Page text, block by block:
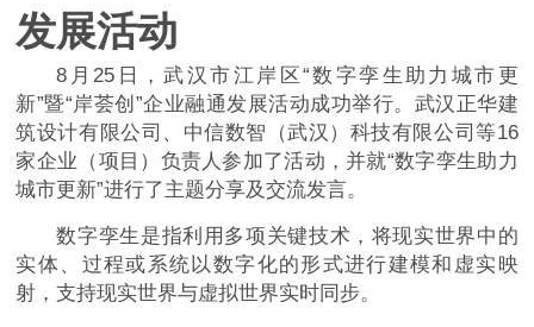
发展活动
8月25日，武汉市江岸区“数字孪生助力城市更
新”暨“岸荟创”企业融通发展活动成功举行。武汉正华建
筑设计有限公司、中信数智（武汉）科技有限公司等16
家企业（项目）负责人参加了活动，并就“数字孪生助力
城市更新”进行了主题分享及交流发言。
数字孪生是指利用多项关键技术，将现实世界中的
实体、过程或系统以数字化的形式进行建模和虚实映
射，支持现实世界与虚拟世界实时同步。